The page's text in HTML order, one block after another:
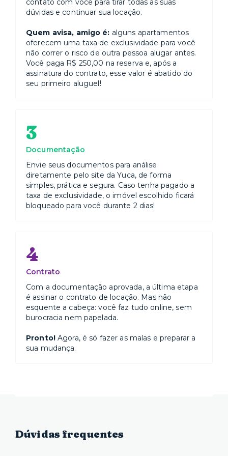
contato com você para tirar todas as suas
dúvidas e continuar sua locação.
Quem avisa, amigo é: alguns apartamentos
oferecem uma taxa de exclusividade para você
não correr o risco de outra pessoa alugar antes.
Você paga R$ 250,00 na reserva e, após a
assinatura do contrato, esse valor é abatido do
seu primeiro aluguel!
3
Documentação
Envie seus documentos para análise
diretamente pelo site da Yuca, de forma
simples, prática e segura. Caso tenha pagado a
taxa de exclusividade, o imóvel escolhido ficará
bloqueado para você durante 2 dias!
4
Contrato
Com a documentação aprovada, a última etapa
é assinar o contrato de locação. Mas não
esquente a cabeça: você faz tudo online, sem
burocracia nem papelada.
Pronto!Agora, é só fazer as malas e preparar a
sua mudança.
Dúvidas frequentes